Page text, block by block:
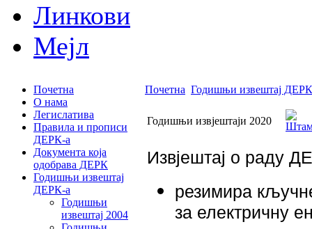
Линкови
Мејл
Почетна
О нама
Легислатива
Правила и прописи
ДЕРК-а
Документа која
одобрава ДЕРК
Годишњи извештај
ДЕРК-а
Годишњи
извештај 2004
Почетна Годишњи извештај
Годишњи извјештаји 2020
Извјештај о раду
резимира
за електричну